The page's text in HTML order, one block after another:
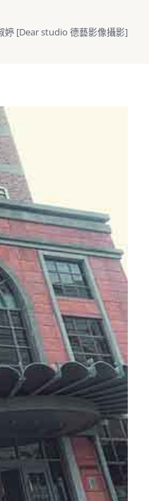
婷 [Dear studio 德藝影像攝影]